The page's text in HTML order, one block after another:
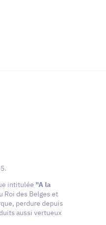
intitulée "A la
Roi des Belges et
perdure depuis
aussi vertueux